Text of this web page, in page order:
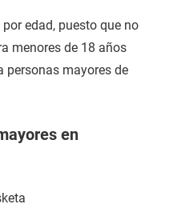
edad, puesto que no
menores de 18 años
personas mayores de
en